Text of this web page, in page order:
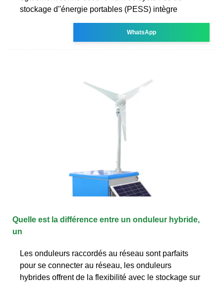
stockage d''énergie portables (PESS) intègre
WhatsApp
Quelle est la différence entre un onduleur hybride,
un
Les onduleurs raccordés au réseau sont parfaits
pour se connecter au réseau, les onduleurs
hybrides offrent de la flexibilité avec le stockage sur